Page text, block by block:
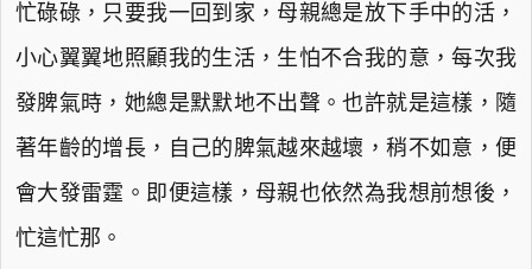
忙碌碌，只要我一回到家，母親總是放下手中的活，
小心翼翼地照顧我的生活，生怕不合我的意，每次我
發脾氣時，她總是默默地不出聲。也許就是這樣，隨
著年齡的增長，自己的脾氣越來越壞，稍不如意，便
會大發雷霆。即便這樣，母親也依然為我想前想後，
忙這忙那。